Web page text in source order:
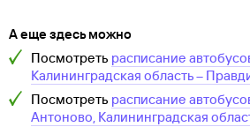
А еще здесь можно
Посмотреть расписание
Калининградская область–
Посмотреть расписание
Антоново, Калининградская